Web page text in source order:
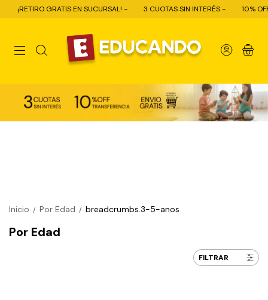
EN SUCURSAL! - 3 CUOTAS SIN INTERÉS - 10% OFF CON
0
Inicio / Por Edad / breadcrumbs.3-5-anos
Por Edad
FILTRAR